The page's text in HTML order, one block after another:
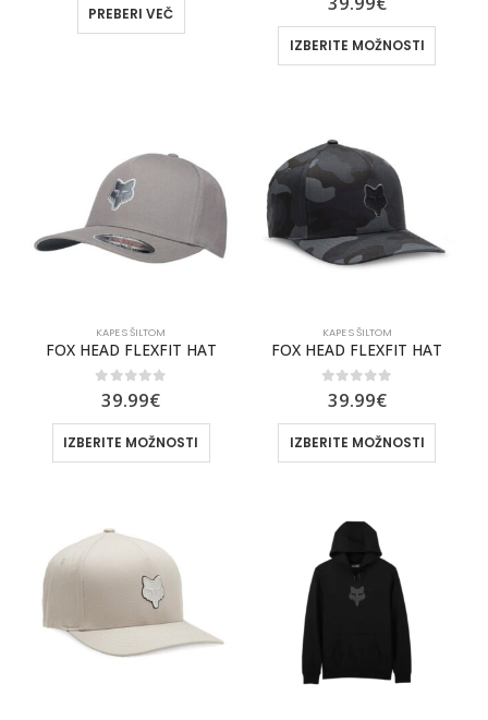
PREBERI VEČ
IZBERITE MOŽNOSTI
KAPE S ŠILTOM
FOX HEAD FLEXFIT HAT
0out of 5
39.99€
IZBERITE MOŽNOSTI
KAPE S ŠILTOM
FOX HEAD FLEXFIT HAT
0out of 5
39.99€
IZBERITE MOŽNOSTI